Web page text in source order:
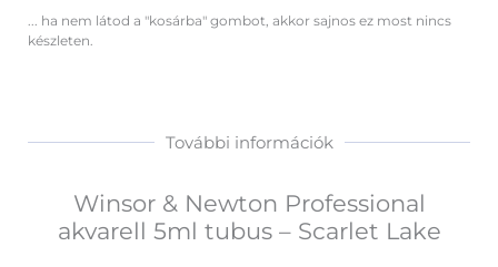
... ha nem látod a "kosárba" gombot, akkor sajnos ez most nincs
készleten.
További információk
Winsor & Newton Professional
akvarell 5ml tubus – Scarlet Lake